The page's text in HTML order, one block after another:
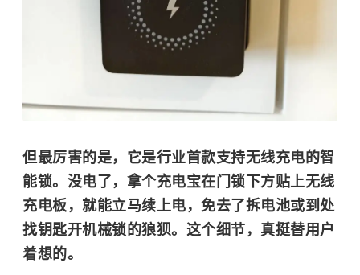
但最厉害的是，它是行业首款支持无线充电的智
能锁。没电了，拿个充电宝在门锁下方贴上无线
充电板，就能立马续上电，免去了拆电池或到处
找钥匙开机械锁的狼狈。这个细节，真挺替用户
着想的。